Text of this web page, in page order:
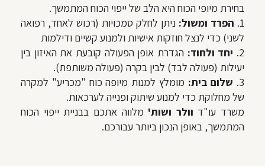
בחירת מיופי הכוח היא הלב של ייפוי הכוח המתמשך.
1. הפרד ומשול: ניתן לחלק סמכויות (רכוש לאחד, רפואה
לשני) כדי לנצל חוזקות אישיות ולמנוע קשיים ודילמות
2. יחד ולחוד: הגדרת אופן הפעולה קובעת את האיזון בין
יעילות (פעולה לבד) לבין בקרה (פעולה משותפת).
3. שלום בית: מומלץ למנות מיופה כוח "מכריע" למקרה
של מחלוקת כדי למנוע שיתוק ופנייה לערכאות.
משרד עו"ד וולר ושות' מלווה אתכם בבניית ייפוי הכוח
המתמשך, באופן הנכון ביותר עבורכם.